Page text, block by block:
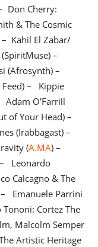
Don Cherry:
& The Cosmic
– Kahil El Zabar/
–
(Afrosynth) –
Feed) – Kippie
Adam O’Farrill
of Your Head) –
(Irabbagast) –
(A.MA) –
Leonardo
Calcagno & The
– Emanuele Parrini
Cortez The
Malcolm Semper
Artistic Heritage